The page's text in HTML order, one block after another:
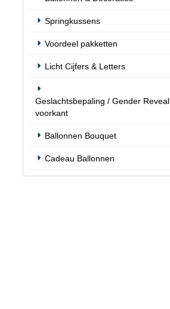
Springkussens
Voordeel pakketten
Licht Cijfers & Letters
Geslachtsbepaling / Gender Reveal
voorkant
Ballonnen Bouquet
Cadeau Ballonnen